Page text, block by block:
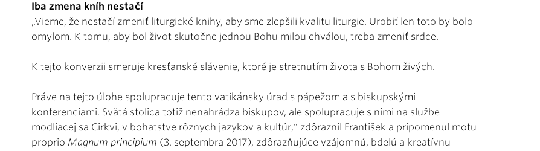
Iba zmena kníh nestačí
„Vieme, že nestačí zmeniť liturgické knihy, aby sme zlepšili kvalitu liturgie. Urobiť len toto by bolo
omylom. K tomu, aby bol život skutočne jednou Bohu milou chválou, treba zmeniť srdce.
K tejto konverzii smeruje kresťanské slávenie, ktoré je stretnutím života s Bohom živých.
Práve na tejto úlohe spolupracuje tento vatikánsky úrad s pápežom a s biskupskými
konferenciami. Svätá stolica totiž nenahrádza biskupov, ale spolupracuje s nimi na službe
modliacej sa Cirkvi, v bohatstve rôznych jazykov a kultúr,“ zdôraznil František a pripomenul motu
proprio Magnum principium (3. septembra 2017), zdôrazňujúce vzájomnú, bdelú a kreatívnu